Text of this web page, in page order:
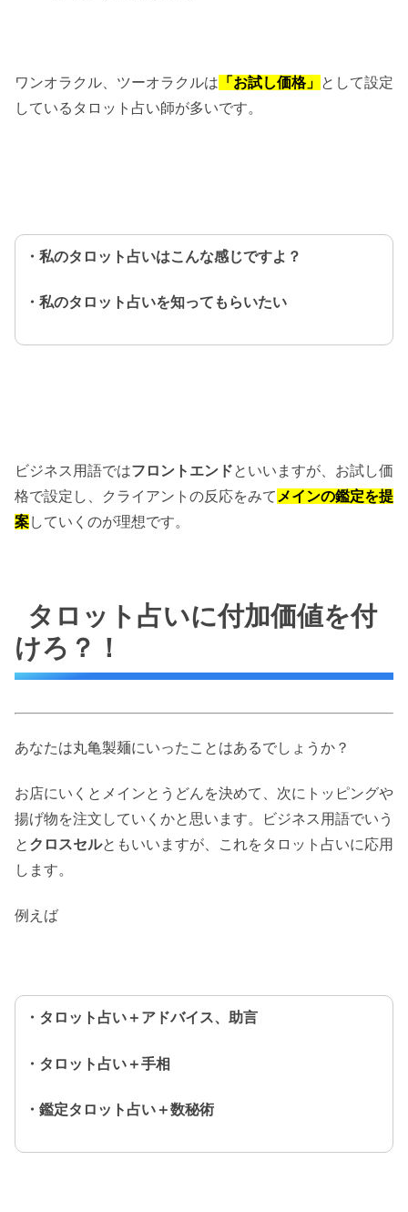
ワンオラクル、ツーオラクルは 「お試し価格」 として設定
しているタロット占い師が多いです。
・私のタロット占いはこんな感じですよ？
・私のタロット占いを知ってもらいたい
ビジネス用語ではフロントエンドといいますが、お試し価
格で設定し、クライアントの反応をみて メインの鑑定を提
案していくのが理想です。
タロット占いに付加価値を付
けろ？！
あなたは丸亀製麺にいったことはあるでしょうか？
お店にいくとメインとうどんを決めて、次にトッピングや
揚げ物を注文していくかと思います。ビジネス用語でいう
と クロスセルともいいますが、これをタロット占いに応用
します。
例えば
・タロット占い＋アドバイス、助言
・タロット占い＋手相
・鑑定タロット占い＋数秘術